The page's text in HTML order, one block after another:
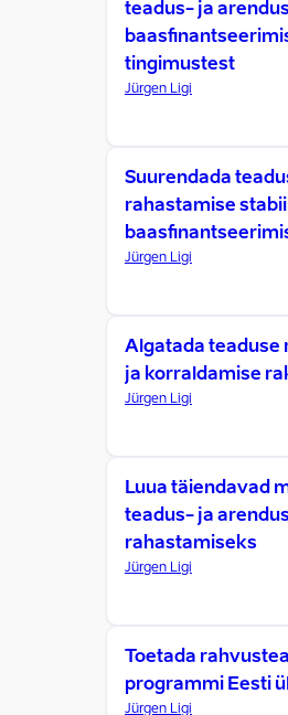
teadus- ja
tingimustest
Jürgen Ligi
Suurendada
rahastamise
Jürgen Ligi
Algatada teaduse
ja korraldamise
Jürgen Ligi
Luua täiendavad
teadus- ja
rahastamiseks
Jürgen Ligi
Toetada
programmi Eesti
Jürgen Ligi